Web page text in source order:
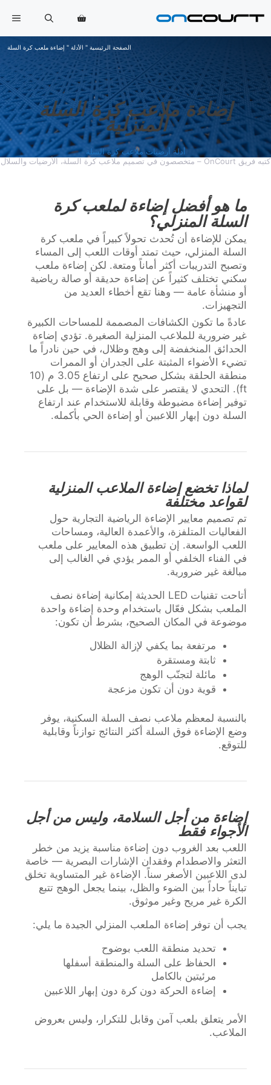
إلى
الصفحة الرئيسية " الأدلة " إضاءة ملعب كرة السلة
إضاءة ملاعب كرة السلة
المنزلية
أدلة أرضيات ملاعب كرة السلة
كتبه فريق OnCourt – متخصصون في تصميم ملاعب كرة السلة، الأرضيات والسلال
ما هو أفضل إضاءة لملعب كرة
السلة المنزلي؟
يمكن للإضاءة أن تُحدث تحولاً كبيراً في ملعب كرة
السلة المنزلي، حيث تمتد أوقات اللعب إلى المساء
وتصبح التدريبات أكثر أماناً ومتعة. لكن إضاءة ملعب
سكني تختلف كثيراً عن إضاءة حديقة أو صالة رياضية
أو منشأة عامة — وهنا تقع أخطاء العديد من
التجهيزات.
عادةً ما تكون الكشافات المصممة للمساحات الكبيرة
غير ضرورية للملاعب المنزلية الصغيرة. تؤدي إضاءة
الحدائق المنخفضة إلى وهج وظلال، في حين نادراً ما
تضيء الأضواء المثبتة على الجدران أو الممرات
منطقة الحلقة بشكل صحيح على ارتفاع 3.05 م (10
ft). التحدي لا يقتصر على شدة الإضاءة — بل على
توفير إضاءة مضبوطة وقابلة للاستخدام عند ارتفاع
السلة دون إبهار اللاعبين أو إضاءة الحي بأكمله.
لماذا تخضع إضاءة الملاعب المنزلية
لقواعد مختلفة
تم تصميم معايير الإضاءة الرياضية التجارية حول
الفعاليات المتلفزة، والأعمدة العالية، ومساحات
اللعب الواسعة. إن تطبيق هذه المعايير على ملعب
في الفناء الخلفي أو الممر يؤدي في الغالب إلى
مبالغة غير ضرورية.
أتاحت تقنيات LED الحديثة إمكانية إضاءة نصف
الملعب بشكل فعّال باستخدام وحدة إضاءة واحدة
موضوعة في المكان الصحيح، بشرط أن تكون:
مرتفعة بما يكفي لإزالة الظلال
ثابتة ومستقرة
مائلة لتجنّب الوهج
قوية دون أن تكون مزعجة
بالنسبة لمعظم ملاعب نصف السلة السكنية، يوفر
وضع الإضاءة فوق السلة أكثر النتائج توازناً وقابلية
للتوقع.
إضاءة من أجل السلامة، وليس من أجل
الأجواء فقط
اللعب بعد الغروب دون إضاءة مناسبة يزيد من خطر
التعثر والاصطدام وفقدان الإشارات البصرية — خاصة
لدى اللاعبين الأصغر سناً. الإضاءة غير المتساوية تخلق
تبايناً حاداً بين الضوء والظل، بينما يجعل الوهج تتبع
الكرة غير مريح وغير موثوق.
يجب أن توفر إضاءة الملعب المنزلي الجيدة ما يلي:
تحديد منطقة اللعب بوضوح
الحفاظ على السلة والمنطقة أسفلها
مرئيتين بالكامل
إضاءة الحركة دون كرة دون إبهار اللاعبين
الأمر يتعلق بلعب آمن وقابل للتكرار، وليس بعروض
الملاعب.